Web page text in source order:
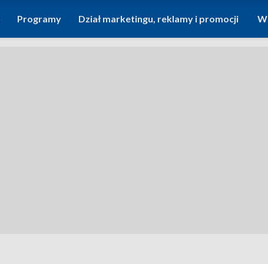
Programy Dział marketingu, reklamy i promocji